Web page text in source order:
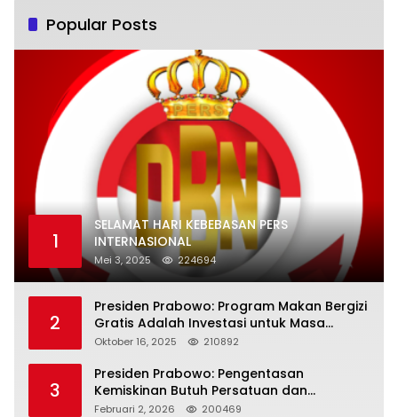
Popular Posts
1
SELAMAT HARI KEBEBASAN PERS
INTERNASIONAL
Mei 3, 2025 224694
2
Presiden Prabowo: Program Makan Bergizi
Gratis Adalah Investasi untuk Masa
Depan Bangsa
Oktober 16, 2025 210892
3
Presiden Prabowo: Pengentasan
Kemiskinan Butuh Persatuan dan
Kepemimpinan yang Bertanggung Jawab
Februari 2, 2026 200469